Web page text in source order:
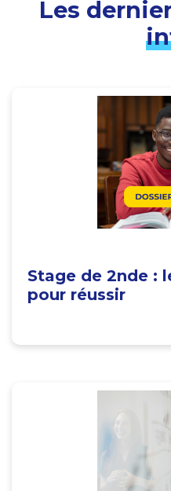
Les
Stage de 2nde :
pour réussir